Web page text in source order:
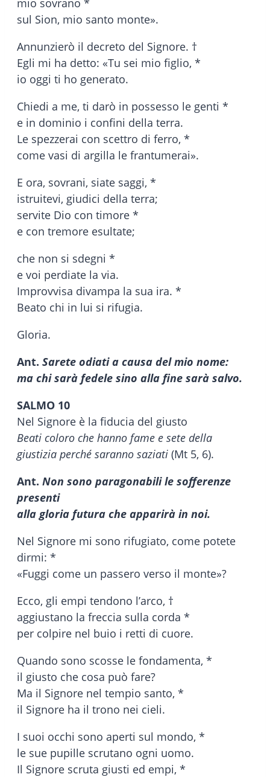
mio sovrano *
sul Sion, mio santo monte».
Annunzierò il decreto del Signore. †
Egli mi ha detto: «Tu sei mio figlio, *
io oggi ti ho generato.
Chiedi a me, ti darò in possesso le genti *
e in dominio i confini della terra.
Le spezzerai con scettro di ferro, *
come vasi di argilla le frantumerai».
E ora, sovrani, siate saggi, *
istruitevi, giudici della terra;
servite Dio con timore *
e con tremore esultate;
che non si sdegni *
e voi perdiate la via.
Improvvisa divampa la sua ira. *
Beato chi in lui si rifugia.
Gloria.
Ant. Sarete odiati a causa del mio nome:
ma chi sarà fedele sino alla fine sarà salvo.
SALMO 10
Nel Signore è la fiducia del giusto
Beati coloro che hanno fame e sete della
giustizia perché saranno saziati (Mt 5, 6).
Ant. Non sono paragonabili le sofferenze
presenti
alla gloria futura che apparirà in noi.
Nel Signore mi sono rifugiato, come potete
dirmi: *
«Fuggi come un passero verso il monte»?
Ecco, gli empi tendono l’arco, †
aggiustano la freccia sulla corda *
per colpire nel buio i retti di cuore.
Quando sono scosse le fondamenta, *
il giusto che cosa può fare?
Ma il Signore nel tempio santo, *
il Signore ha il trono nei cieli.
I suoi occhi sono aperti sul mondo, *
le sue pupille scrutano ogni uomo.
Il Signore scruta giusti ed empi, *